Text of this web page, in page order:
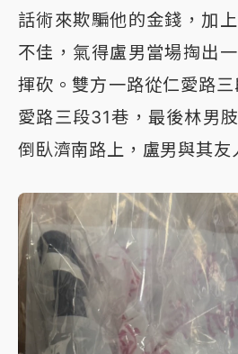
話術來欺騙他的金錢，加
不佳，氣得盧男當場掏出
揮砍。雙方一路從仁愛路
愛路三段31巷，最後林男
倒臥濟南路上，盧男與其友